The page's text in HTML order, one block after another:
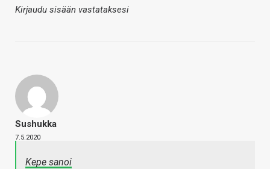
Kirjaudu sisään vastataksesi
Sushukka
7.5.2020
Kepe sanoi